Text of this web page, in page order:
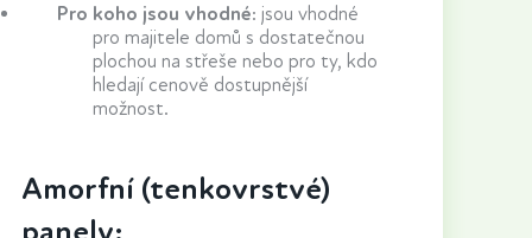
Pro koho jsou vhodné: jsou vhodné
pro majitele domů s dostatečnou
plochou na střeše nebo pro ty, kdo
hledají cenově dostupnější
možnost.
Amorfní (tenkovrstvé)